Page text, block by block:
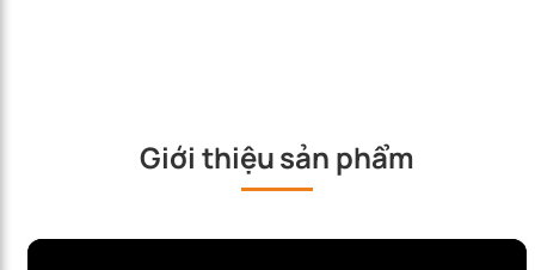
Giới thiệu sản phẩm